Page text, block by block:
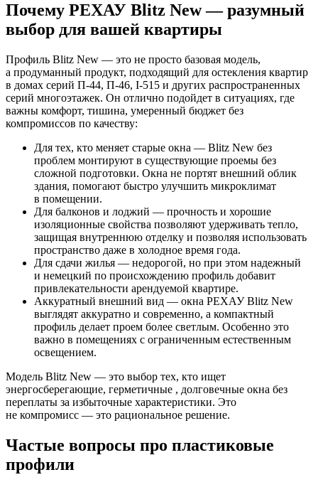
Почему РЕХАУ Blitz New — разумный
выбор для вашей квартиры
Профиль Blitz New — это не просто базовая модель,
а продуманный продукт, подходящий для остекления квартир
в домах серий П-44, П-46, I-515 и других распространенных
серий многоэтажек. Он отлично подойдет в ситуациях, где
важны комфорт, тишина, умеренный бюджет без
компромиссов по качеству:
Для тех, кто меняет старые окна — Blitz New без
проблем монтируют в существующие проемы без
сложной подготовки. Окна не портят внешний облик
здания, помогают быстро улучшить микроклимат
в помещении.
Для балконов и лоджий — прочность и хорошие
изоляционные свойства позволяют удерживать тепло,
защищая внутреннюю отделку и позволяя использовать
пространство даже в холодное время года.
Для сдачи жилья — недорогой, но при этом надежный
и немецкий по происхождению профиль добавит
привлекательности арендуемой квартире.
Аккуратный внешний вид — окна РЕХАУ Blitz New
выглядят аккуратно и современно, а компактный
профиль делает проем более светлым. Особенно это
важно в помещениях с ограниченным естественным
освещением.
Модель Blitz New — это выбор тех, кто ищет
энергосберегающие, герметичные , долговечные окна без
переплаты за избыточные характеристики. Это
не компромисс — это рациональное решение.
Частые вопросы про пластиковые
профили